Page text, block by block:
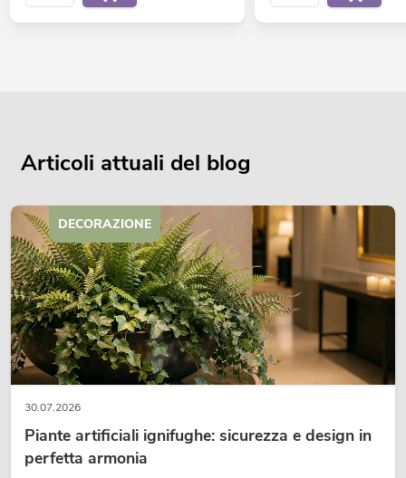
Articoli attuali del blog
30.07.2026
Piante artificiali ignifughe: sicurezza e design in
perfetta armonia
DECORAZIONE